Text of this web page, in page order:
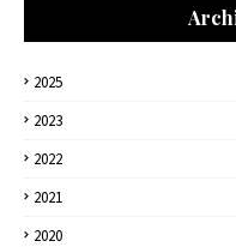
2025
2023
2022
2021
2020